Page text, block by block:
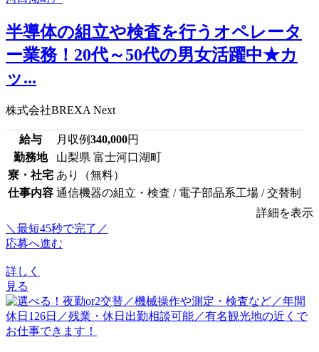
半導体の組立や検査を行うオペレータ
ー業務！20代～50代の男女活躍中★カ
ッ...
株式会社BREXA Next
給与 月収例340,000円
勤務地
山梨県 富士河口湖町
寮・社宅 あり（無料）
仕事内容 通信機器の組立・検査 / 電子部品系工場 / 交替制
詳細を表示
＼最短45秒で完了／
応募へ進む
詳しく
見る